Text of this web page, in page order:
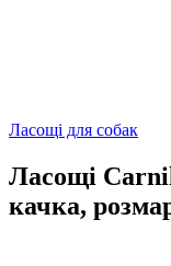
Ласощі для собак
Ласощі
качка,